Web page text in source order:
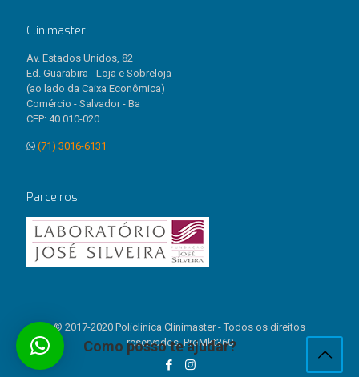
Clinimaster
Av. Estados Unidos, 82
Ed. Guarabira - Loja e Sobreloja
(ao lado da Caixa Econômica)
Comércio - Salvador - Ba
CEP: 40.010-020
(71) 3016-6131
Parceiros
© 2017-2020 Policlínica Clinimaster - Todos os direitos
reservados. ProMkt360
Como posso te ajudar?